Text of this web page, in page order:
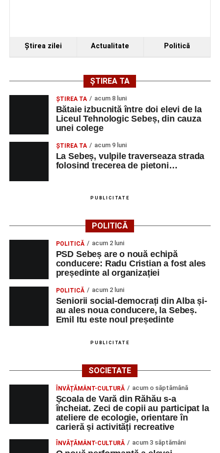
Ştirea zilei Actualitate Politică
ȘTIREA TA
ŞTIREA TA acum 8 luni
Bătaie izbucnită între doi elevi de la
Liceul Tehnologic Sebeș, din cauza
unei colege
ŞTIREA TA acum 9 luni
La Sebeș, vulpile traverseaza strada
folosind trecerea de pietoni…
PUBLICITATE
POLITICĂ
POLITICĂ acum 2 luni
PSD Sebeș are o nouă echipă
conducere: Radu Cristian a fost ales
președinte al organizației
POLITICĂ acum 2 luni
Seniorii social-democrați din Alba și-
au ales noua conducere, la Sebeș.
Emil Itu este noul președinte
PUBLICITATE
SOCIETATE
ÎNVĂȚĂMÂNT-CULTURĂ acum o săptămână
Școala de Vară din Răhău s-a
încheiat. Zeci de copii au participat la
ateliere de ecologie, orientare în
carieră și activități recreative
ÎNVĂȚĂMÂNT-CULTURĂ acum 3 săptămâni